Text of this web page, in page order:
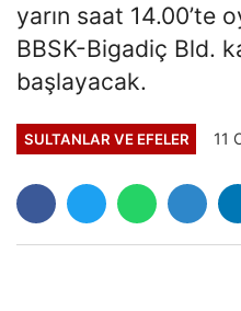
yarın saat 14.00’te
BBSK-Bigadiç Bld.
başlayacak.
SULTANLAR VE EFELER 11